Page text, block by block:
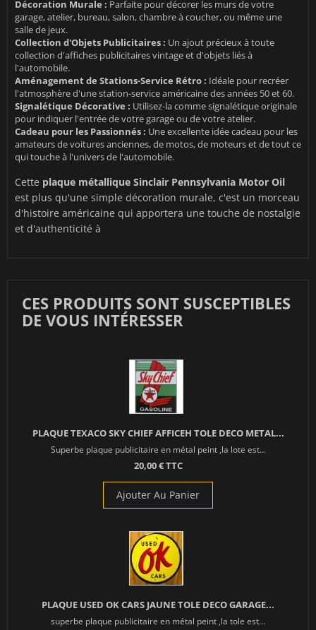
Décoration Murale : Parfaite pour décorer les murs de votre
garage, atelier, bureau, salon, chambre à coucher, ou même une
salle de jeux.
Collection d'Objets Publicitaires : Un ajout précieux à toute
collection d'affiches publicitaires vintage et d'objets liés à
l'automobile.
Aménagement de Stations-Service Rétro : Idéale pour recréer
l'atmosphère d'une station-service américaine des années 50 et 60.
Signalétique Décorative : Utilisez-la comme signalétique originale
pour indiquer l'entrée de votre garage ou de votre atelier.
Cadeau pour les Passionnés : Une excellente idée cadeau pour les
amateurs de voitures anciennes, de motos, de moteurs et de tout ce
qui touche à l'univers de l'automobile.
Cette plaque métallique Sinclair Pennsylvania Motor Oil
est plus qu'une simple décoration murale, c'est un morceau
d'histoire américaine qui apportera une touche de nostalgie
et d'authenticité à
CES PRODUITS SONT SUSCEPTIBLES
DE VOUS INTÉRESSER
PLAQUE TEXACO SKY CHIEF AFFICEH TOLE DECO METAL...
Superbe plaque publicitaire en métal peint ,la lote est...
20,00 € TTC
Ajouter Au Panier
PLAQUE USED OK CARS JAUNE TOLE DECO GARAGE...
superbe plaque publicitaire en métal peint ,la tole est...